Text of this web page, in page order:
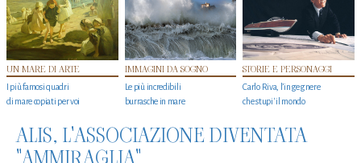
UN MARE DI ARTE
I più famosi quadri
di mare copiati per voi
IMMAGINI DA SOGNO
Le più incredibili
burrasche in mare
STORIE E PERSONAGGI
Carlo Riva, l’ingegnere
che stupi' il mondo
ALIS, L'ASSOCIAZIONE DIVENTATA
"AMMIRAGLIA"